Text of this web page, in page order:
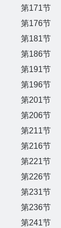
第171节
第176节
第181节
第186节
第191节
第196节
第201节
第206节
第211节
第216节
第221节
第226节
第231节
第236节
第241节